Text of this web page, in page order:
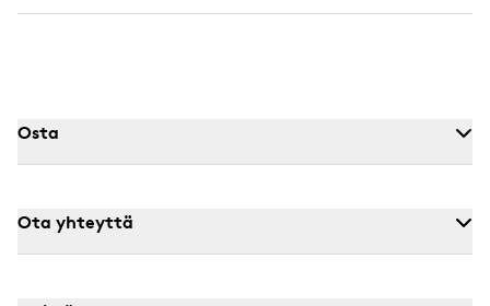
Osta
Ota yhteyttä